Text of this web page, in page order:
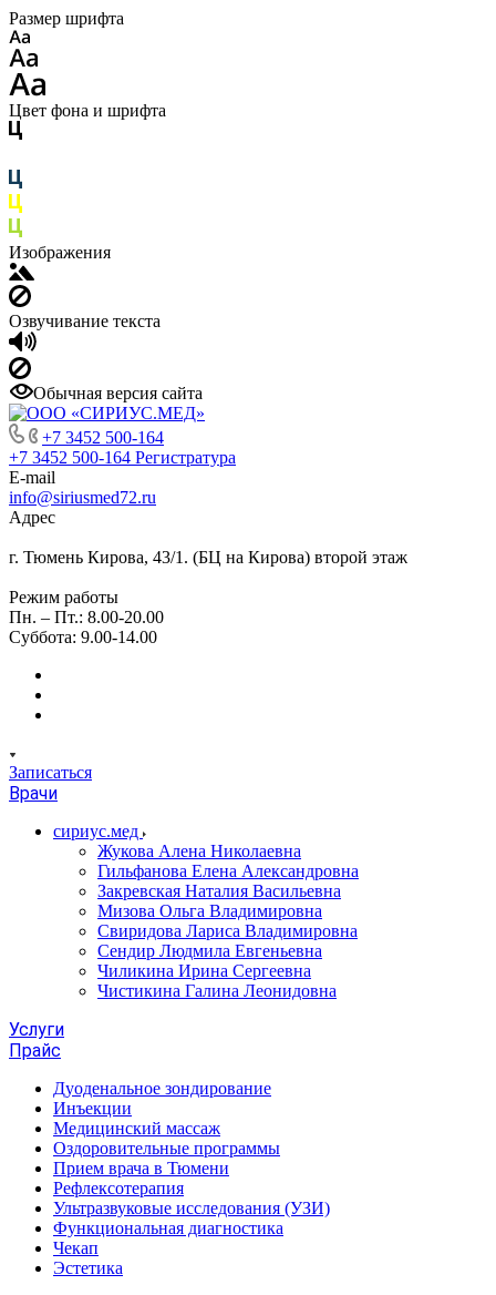
Размер шрифта
Цвет фона и шрифта
Изображения
Озвучивание текста
Обычная версия сайта
+7 3452 500-164
+7 3452 500-164 Регистратура
E-mail
info@siriusmed72.ru
Адрес
г. Тюмень Кирова, 43/1. (БЦ на Кирова) второй этаж
Режим работы
Пн. – Пт.: 8.00-20.00
Суббота: 9.00-14.00
Записаться
Врачи
сириус.мед
Жукова Алена Николаевна
Гильфанова Елена Александровна
Закревская Наталия Васильевна
Мизова Ольга Владимировна
Свиридова Лариса Владимировна
Сендир Людмила Евгеньевна
Чиликина Ирина Сергеевна
Чистикина Галина Леонидовна
Услуги
Прайс
Дуоденальное зондирование
Инъекции
Медицинский массаж
Оздоровительные программы
Прием врача в Тюмени
Рефлексотерапия
Ультразвуковые исследования (УЗИ)
Функциональная диагностика
Чекап
Эстетика